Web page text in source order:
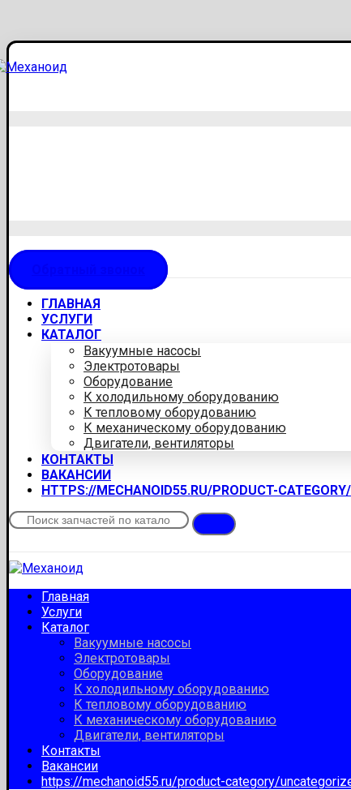
ГЛАВНАЯ
УСЛУГИ
КАТАЛОГ
Вакуумные насосы
Электротовары
Оборудование
К холодильному оборудованию
К тепловому оборудованию
К механическому оборудованию
Двигатели, вентиляторы
КОНТАКТЫ
ВАКАНСИИ
HTTPS://MECHANOID55.RU/PRODUCT-
Главная
Услуги
Каталог
Вакуумные насосы
Электротовары
Оборудование
К холодильному оборудованию
К тепловому оборудованию
К механическому оборудованию
Двигатели, вентиляторы
Контакты
Вакансии
https://mechanoid55.ru/product-category/